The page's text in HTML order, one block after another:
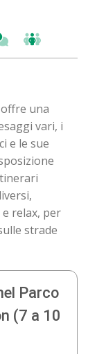
una
vari, i
e le sue
relax, per
strade
Parco
(7 a 10